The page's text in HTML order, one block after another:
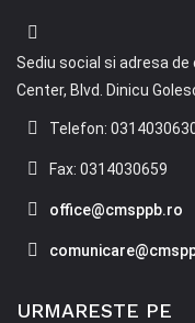
Sediu social si adresa
Center, Blvd. Dinicu
Telefon:
Fax: 0314030659
office@cmsppb.ro
URMARESTE PE